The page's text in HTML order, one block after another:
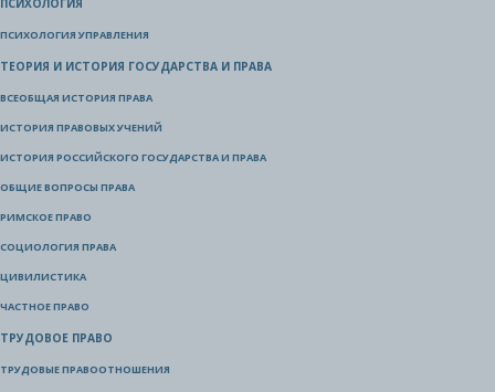
ПСИХОЛОГИЯ
ПСИХОЛОГИЯ УПРАВЛЕНИЯ
ТЕОРИЯ И ИСТОРИЯ ГОСУДАРСТВА И ПРАВА
ВСЕОБЩАЯ ИСТОРИЯ ПРАВА
ИСТОРИЯ ПРАВОВЫХ УЧЕНИЙ
ИСТОРИЯ РОССИЙСКОГО ГОСУДАРСТВА И ПРАВА
ОБЩИЕ ВОПРОСЫ ПРАВА
РИМСКОЕ ПРАВО
СОЦИОЛОГИЯ ПРАВА
ЦИВИЛИСТИКА
ЧАСТНОЕ ПРАВО
ТРУДОВОЕ ПРАВО
ТРУДОВЫЕ ПРАВООТНОШЕНИЯ